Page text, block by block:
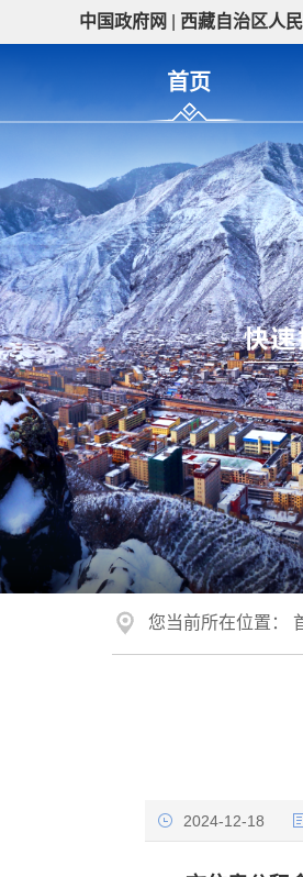
中国政府网 西藏自治区人
首页
您当前所在位置：
2024-12-18